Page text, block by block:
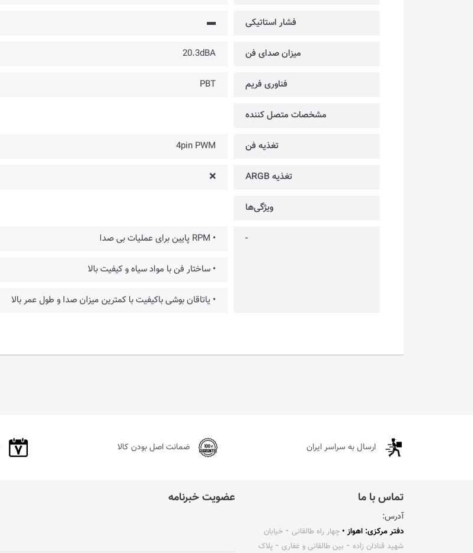
فشار استاتیکی ▬
میزان صدای فن 20.3dBA
فناوری فریم PBT
مشخصات متصل کننده
تغذیه فن 4pin PWM
تغذیه ARGB ❌
ویژگی‌ها
- • RPM پایین برای عملیات بی صدا
• ساختار فن با مواد سیاه و کیفیت بالا
• یاتاقان بوشی باکیفیت با کمترین میزان صدا و طول عمر بالا
ارسال به سراسر ایران ضمانت اصل بودن کالا
تماس با ما
آدرس:
دفتر مرکزی: اهواز • چهار راه طالقانی ⁃ خیابان
شهید قنادان زاده ⁃ بین طالقانی و غفاری ⁃ پلاک
عضویت خبرنامه